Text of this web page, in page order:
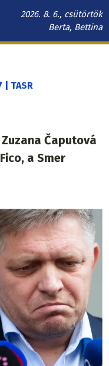
2026. 8. 6., csütörtök
Berta, Bettina
| TASR
Čaputová
a Smer